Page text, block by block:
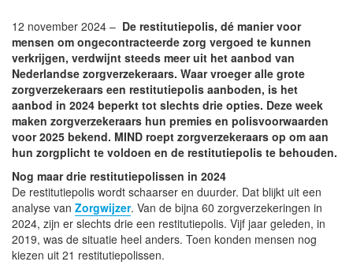
12 november 2024 – De restitutiepolis, dé manier voor
mensen om ongecontracteerde zorg vergoed te kunnen
verkrijgen, verdwijnt steeds meer uit het aanbod van
Nederlandse zorgverzekeraars. Waar vroeger alle grote
zorgverzekeraars een restitutiepolis aanboden, is het
aanbod in 2024 beperkt tot slechts drie opties. Deze week
maken zorgverzekeraars hun premies en polisvoorwaarden
voor 2025 bekend. MIND roept zorgverzekeraars op om aan
hun zorgplicht te voldoen en de restitutiepolis te behouden.
Nog maar drie restitutiepolissen in 2024
De restitutiepolis wordt schaarser en duurder. Dat blijkt uit een
analyse van Zorgwijzer. Van de bijna 60 zorgverzekeringen in
2024, zijn er slechts drie een restitutiepolis. Vijf jaar geleden, in
2019, was de situatie heel anders. Toen konden mensen nog
kiezen uit 21 restitutiepolissen.